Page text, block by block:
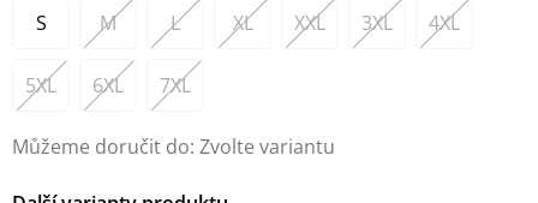
S M L XL XXL 3XL 4XL
5XL 6XL 7XL
Můžeme doručit do: Zvolte variantu